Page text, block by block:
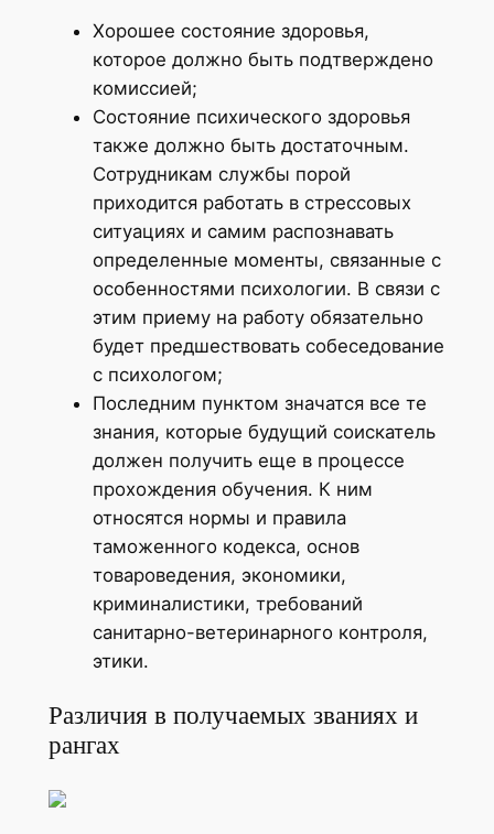
Хорошее состояние здоровья,
которое должно быть подтверждено
комиссией;
Состояние психического здоровья
также должно быть достаточным.
Сотрудникам службы порой
приходится работать в стрессовых
ситуациях и самим распознавать
определенные моменты, связанные с
особенностями психологии. В связи с
этим приему на работу обязательно
будет предшествовать собеседование
с психологом;
Последним пунктом значатся все те
знания, которые будущий соискатель
должен получить еще в процессе
прохождения обучения. К ним
относятся нормы и правила
таможенного кодекса, основ
товароведения, экономики,
криминалистики, требований
санитарно-ветеринарного контроля,
этики.
Различия в получаемых званиях и
рангах